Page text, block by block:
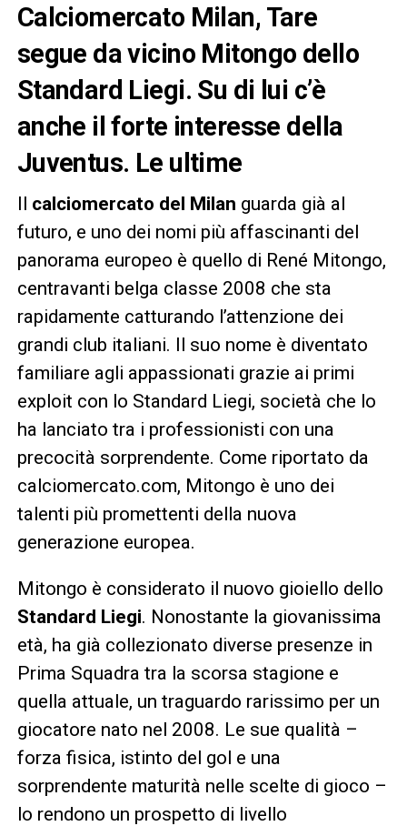
Calciomercato Milan, Tare
segue da vicino Mitongo dello
Standard Liegi. Su di lui c’è
anche il forte interesse della
Juventus. Le ultime
Il calciomercato del Milan guarda già al
futuro, e uno dei nomi più affascinanti del
panorama europeo è quello di René Mitongo,
centravanti belga classe 2008 che sta
rapidamente catturando l’attenzione dei
grandi club italiani. Il suo nome è diventato
familiare agli appassionati grazie ai primi
exploit con lo Standard Liegi, società che lo
ha lanciato tra i professionisti con una
precocità sorprendente. Come riportato da
calciomercato.com, Mitongo è uno dei
talenti più promettenti della nuova
generazione europea.
Mitongo è considerato il nuovo gioiello dello
Standard Liegi. Nonostante la giovanissima
età, ha già collezionato diverse presenze in
Prima Squadra tra la scorsa stagione e
quella attuale, un traguardo rarissimo per un
giocatore nato nel 2008. Le sue qualità –
forza fisica, istinto del gol e una
sorprendente maturità nelle scelte di gioco –
lo rendono un prospetto di livello